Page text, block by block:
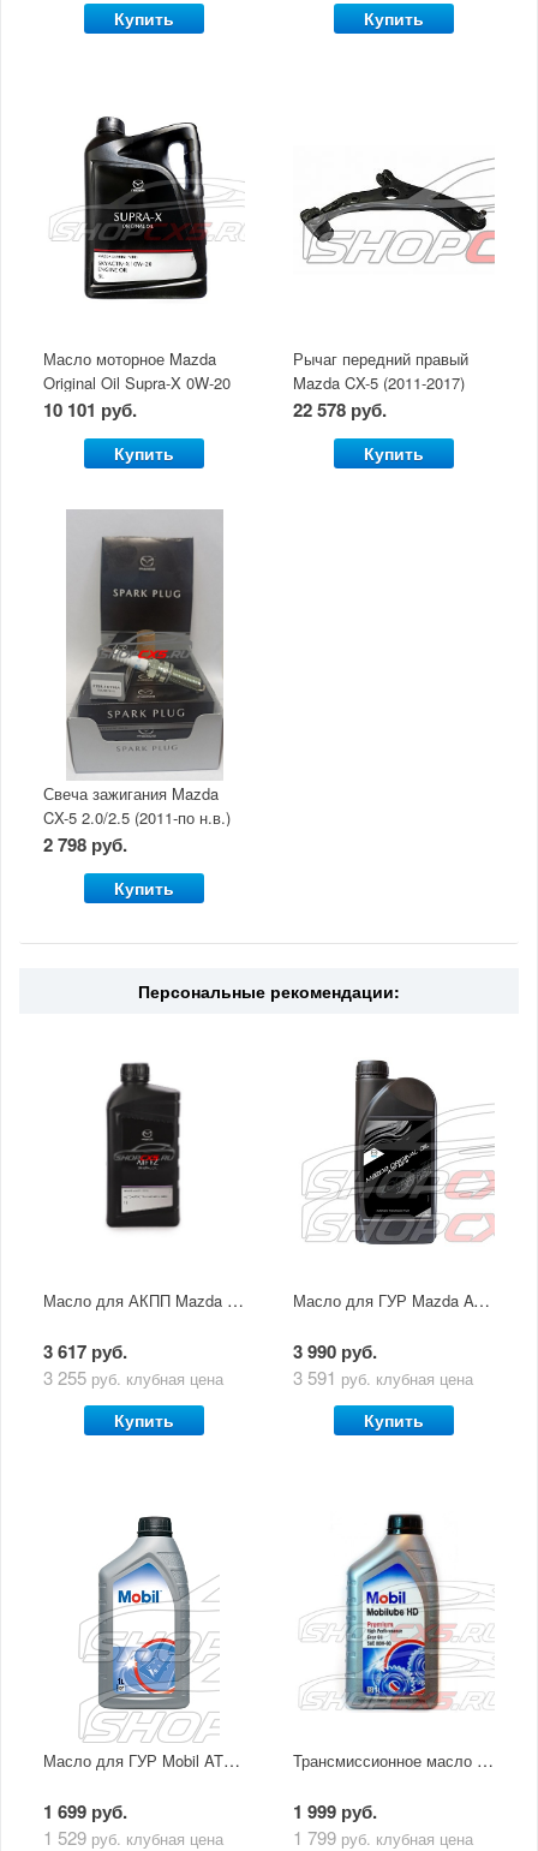
Купить Купить
Масло моторное Mazda
Original Oil Supra-X 0W-20
(5 л)
10 101 руб.
Купить
Рычаг передний правый
Mazda CX-5 (2011-2017)
22 578 руб.
Купить
Свеча зажигания Mazda
CX-5 2.0/2.5 (2011-по н.в.)
2 798 руб.
Купить
Персональные рекомендации:
Масло для АКПП Mazda Original Oil ATF FZ (1 литр)
3 617 руб.
3 255 руб. клубная цена
Купить
Масло для ГУР Mazda ATF M-V (1Л)
3 990 руб.
3 591 руб. клубная цена
Купить
Масло для ГУР Mobil ATF 3309 (0.946Л)
1 699 руб.
1 529 руб. клубная цена
Трансмиссионное масло Mobil Mobilube HD 80W-90 1л
1 999 руб.
1 799 руб. клубная цена